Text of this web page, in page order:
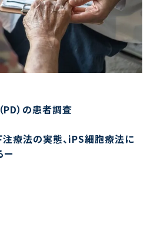
検索する
）の患者調査
療法の実態、iPS細胞療法に
ー